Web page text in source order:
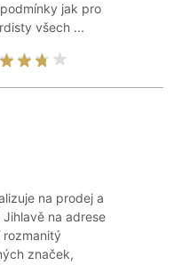
jak pro
všech ...
na prodej a
na adrese
rozmanitý
značek,